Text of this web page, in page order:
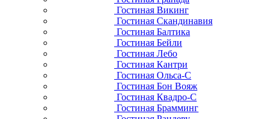
Гостиная Викинг
Гостиная Скандинавия
Гостиная Балтика
Гостиная Бейли
Гостиная Лебо
Гостиная Кантри
Гостиная Ольса-С
Гостиная Бон Вояж
Гостиная Квадро-С
Гостиная Брамминг